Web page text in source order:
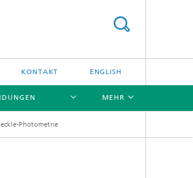
KONTAKT ENGLISH
MEHR
Photometrie